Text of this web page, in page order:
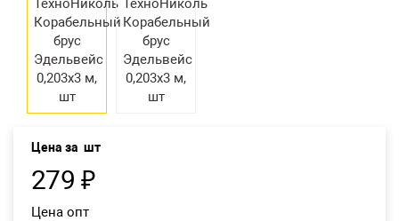
Цена за шт
279 ₽
Цена опт